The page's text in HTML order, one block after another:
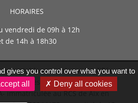
HORAIRES
vendredi de 09h à 12h
de 14h à 18h30
comptable par actions simplifiée
auprès de l’ordre des experts
immatriculée au RCS de Aix en
gives you control over what you want to
all ✗ Deny all cookies